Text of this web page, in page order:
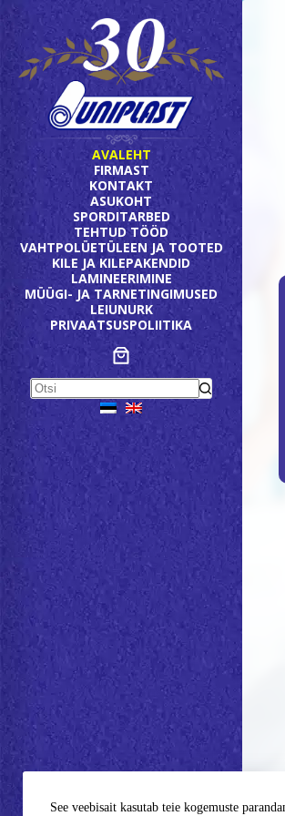
Skip
to
content
See veebisait kasutab teie kogemuste
AVALEHT
FIRMAST
KONTAKT
ASUKOHT
SPORDITARBED
TEHTUD TÖÖD
VAHTPOLÜETÜLEEN JA TOOTED
KILE JA KILEPAKENDID
LAMINEERIMINE
MÜÜGI- JA TARNETINGIMUSED
LEIUNURK
PRIVAATSUSPOLIITIKA
No
results